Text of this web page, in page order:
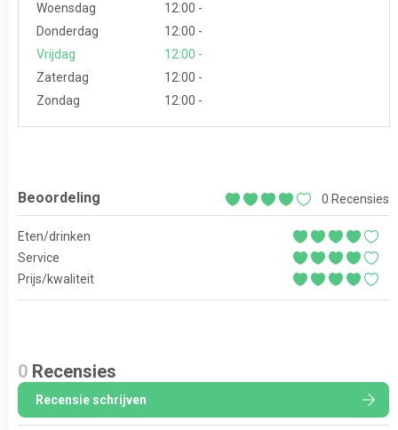
Woensdag
12:00 -
Donderdag
12:00 -
Vrijdag
12:00 -
Zaterdag
12:00 -
Zondag
12:00 -
Beoordeling 0 Recensies
Eten/drinken
Service
Prijs/kwaliteit
0 Recensies
Recensie schrijven